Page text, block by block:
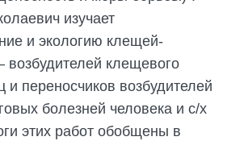
изучает
и экологию клещей-
возбудителей клещевого
и переносчиков возбудителей
болезней человека и с/х
этих работ обобщены в